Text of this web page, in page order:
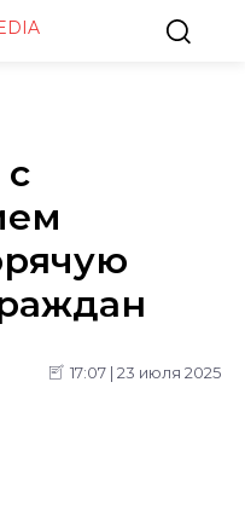
17:07 | 23 июля 2025